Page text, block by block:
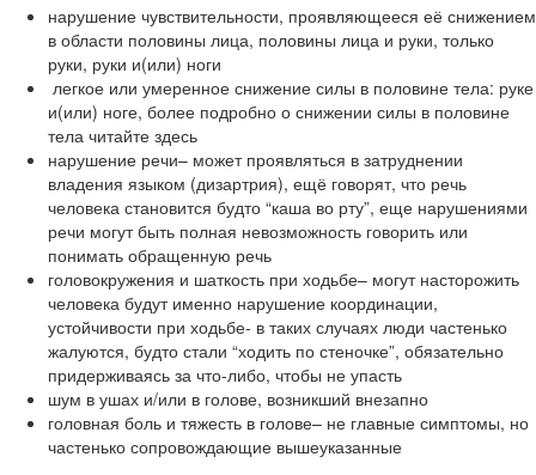
нарушение чувствительности, проявляющееся её снижением
в области половины лица, половины лица и руки, только
руки, руки и(или) ноги
легкое или умеренное снижение силы в половине тела: руке
и(или) ноге, более подробно о снижении силы в половине
тела читайте здесь
нарушение речи– может проявляться в затруднении
владения языком (дизартрия), ещё говорят, что речь
человека становится будто “каша во рту”, еще нарушениями
речи могут быть полная невозможность говорить или
понимать обращенную речь
головокружения и шаткость при ходьбе– могут насторожить
человека будут именно нарушение координации,
устойчивости при ходьбе- в таких случаях люди частенько
жалуются, будто стали “ходить по стеночке”, обязательно
придерживаясь за что-либо, чтобы не упасть
шум в ушах и/или в голове, возникший внезапно
головная боль и тяжесть в голове– не главные симптомы, но
частенько сопровождающие вышеуказанные